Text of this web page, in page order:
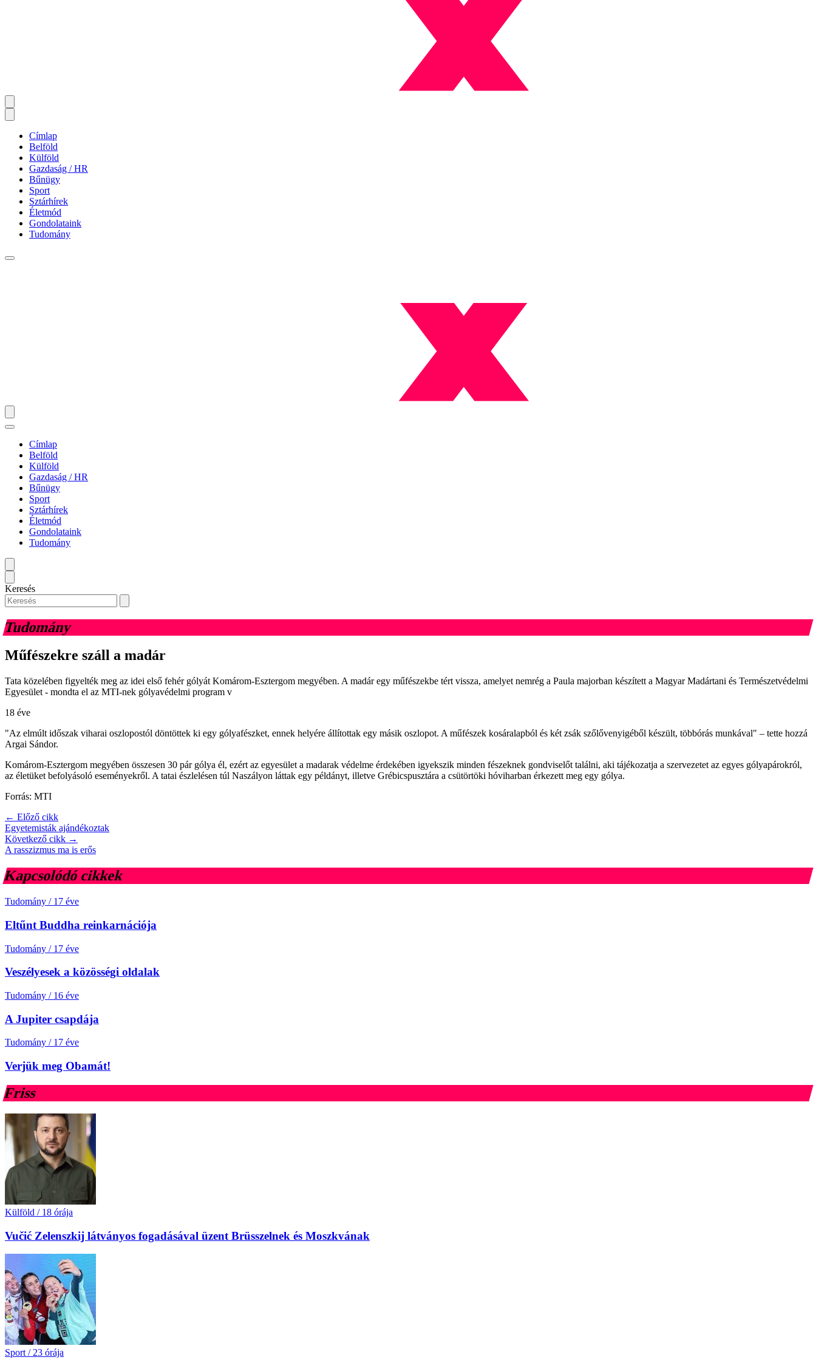
Címlap
Belföld
Külföld
Gazdaság / HR
Bűnügy
Sport
Sztárhírek
Életmód
Gondolataink
Tudomány
Címlap
Belföld
Külföld
Gazdaság / HR
Bűnügy
Sport
Sztárhírek
Életmód
Gondolataink
Tudomány
Keresés
Tudomány
Műfészekre száll a madár
Tata közelében figyelték meg az idei első fehér gólyát Komárom-Esztergom megyében. A madár egy műfészekbe tért vissza, amelyet nemrég a Paula majorban készített a Magyar Madártani és Természetvédelmi
Egyesület - mondta el az MTI-nek gólyavédelmi program v
18 éve
"Az elmúlt időszak viharai oszlopostól döntöttek ki egy gólyafészket, ennek helyére állítottak egy másik oszlopot. A műfészek kosáralapból és két zsák szőlővenyigéből készült, többórás munkával" – tette hozzá
Argai Sándor.
Komárom-Esztergom megyében összesen 30 pár gólya él, ezért az egyesület a madarak védelme érdekében igyekszik minden fészeknek gondviselőt találni, aki tájékozatja a szervezetet az egyes gólyapárokról,
az életüket befolyásoló eseményekről. A tatai észlelésen túl Naszályon láttak egy példányt, illetve Grébicspusztára a csütörtöki hóviharban érkezett meg egy gólya.
Forrás: MTI
← Előző cikk
Egyetemisták ajándékoztak
Következő cikk →
A rasszizmus ma is erős
Kapcsolódó cikkek
Tudomány / 17 éve
Eltűnt Buddha reinkarnációja
Tudomány / 17 éve
Veszélyesek a közösségi oldalak
Tudomány / 16 éve
A Jupiter csapdája
Tudomány / 17 éve
Verjük meg Obamát!
Friss
Külföld / 18 órája
Vučić Zelenszkij látványos fogadásával üzent Brüsszelnek és Moszkvának
Sport / 23 órája